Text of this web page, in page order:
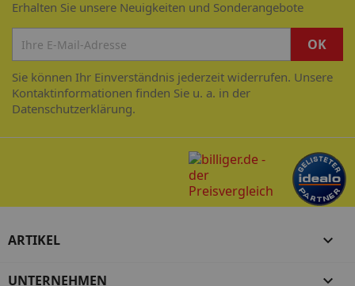
Erhalten Sie unsere Neuigkeiten und Sonderangebote
Sie können Ihr Einverständnis jederzeit widerrufen. Unsere
Kontaktinformationen finden Sie u. a. in der
Datenschutzerklärung.
ARTIKEL 
UNTERNEHMEN 